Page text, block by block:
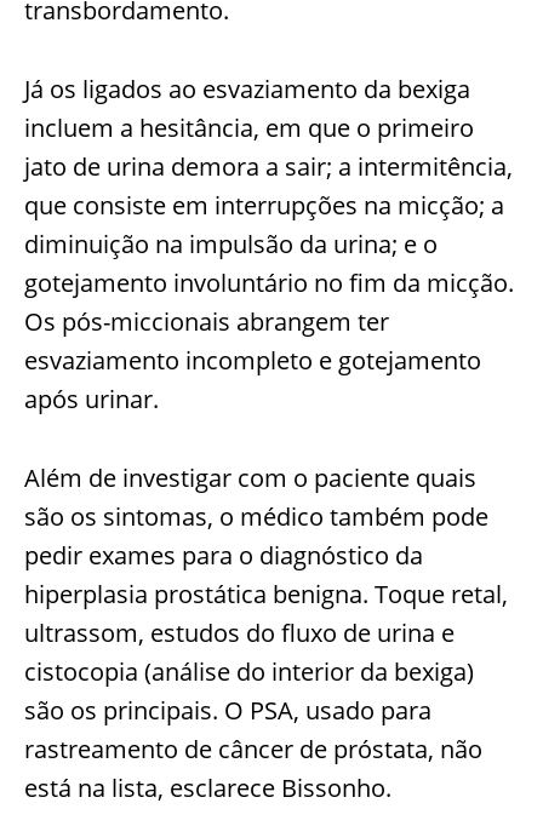
transbordamento.
Já os ligados ao esvaziamento da bexiga
incluem a hesitância, em que o primeiro
jato de urina demora a sair; a intermitência,
que consiste em interrupções na micção; a
diminuição na impulsão da urina; e o
gotejamento involuntário no fim da micção.
Os pós-miccionais abrangem ter
esvaziamento incompleto e gotejamento
após urinar.
Além de investigar com o paciente quais
são os sintomas, o médico também pode
pedir exames para o diagnóstico da
hiperplasia prostática benigna. Toque retal,
ultrassom, estudos do fluxo de urina e
cistocopia (análise do interior da bexiga)
são os principais. O PSA, usado para
rastreamento de câncer de próstata, não
está na lista, esclarece Bissonho.